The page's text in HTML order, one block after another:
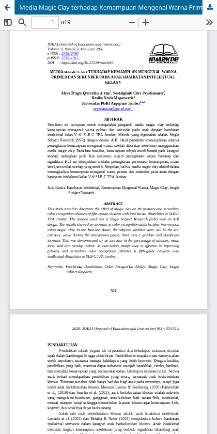
Media Magic Clay terhadap Kemampuan Mengenal Warna Primer dan Sekunder pada Anak Hambatan Intelektual Kelas V